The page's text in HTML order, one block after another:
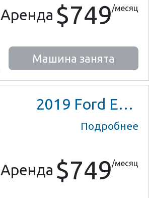
Аренда $749/месяц
Машина занята
2019 Ford EcoSport
Подробнее
Аренда $749/месяц